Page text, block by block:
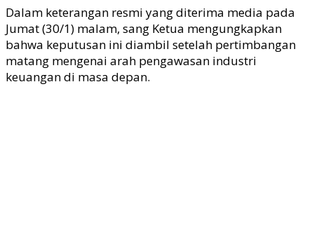
Dalam keterangan resmi yang diterima media pada
Jumat (30/1) malam, sang Ketua mengungkapkan
bahwa keputusan ini diambil setelah pertimbangan
matang mengenai arah pengawasan industri
keuangan di masa depan.